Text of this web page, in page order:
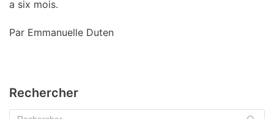
a six mois.
Par Emmanuelle Duten
Rechercher